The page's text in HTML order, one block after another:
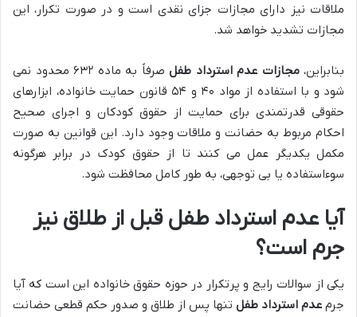
ملاقات نیز دارای مجازات جزای نقدی است و در صورت تکرار، این
مجازات تشدید خواهد شد.
بنابراین،مجازات عدم استرداد طفل
صرفاً به ماده ۶۳۲ محدود نمی
شود و با استفاده از مواد ۴۰ و ۵۴ قانون حمایت خانواده، ابزارهای
حقوقی قدرتمندی برای حمایت از حقوق کودکان و اجرای صحیح
احکام مربوط به حضانت و ملاقات وجود دارد. این قوانین به صورت
مکمل یکدیگر عمل می کنند تا از حقوق کودک در برابر هرگونه
سوءاستفاده یا بی توجهی، به طور کامل محافظت شود.
آیا عدم استرداد طفل قبل از طلاق نیز
جرم است؟
یکی از سوالات رایج و پرتکرار در حوزه حقوق خانواده این است که آیا
جرم عدم استرداد طفل تنها پس از طلاق و صدور حکم قطعی حضانت